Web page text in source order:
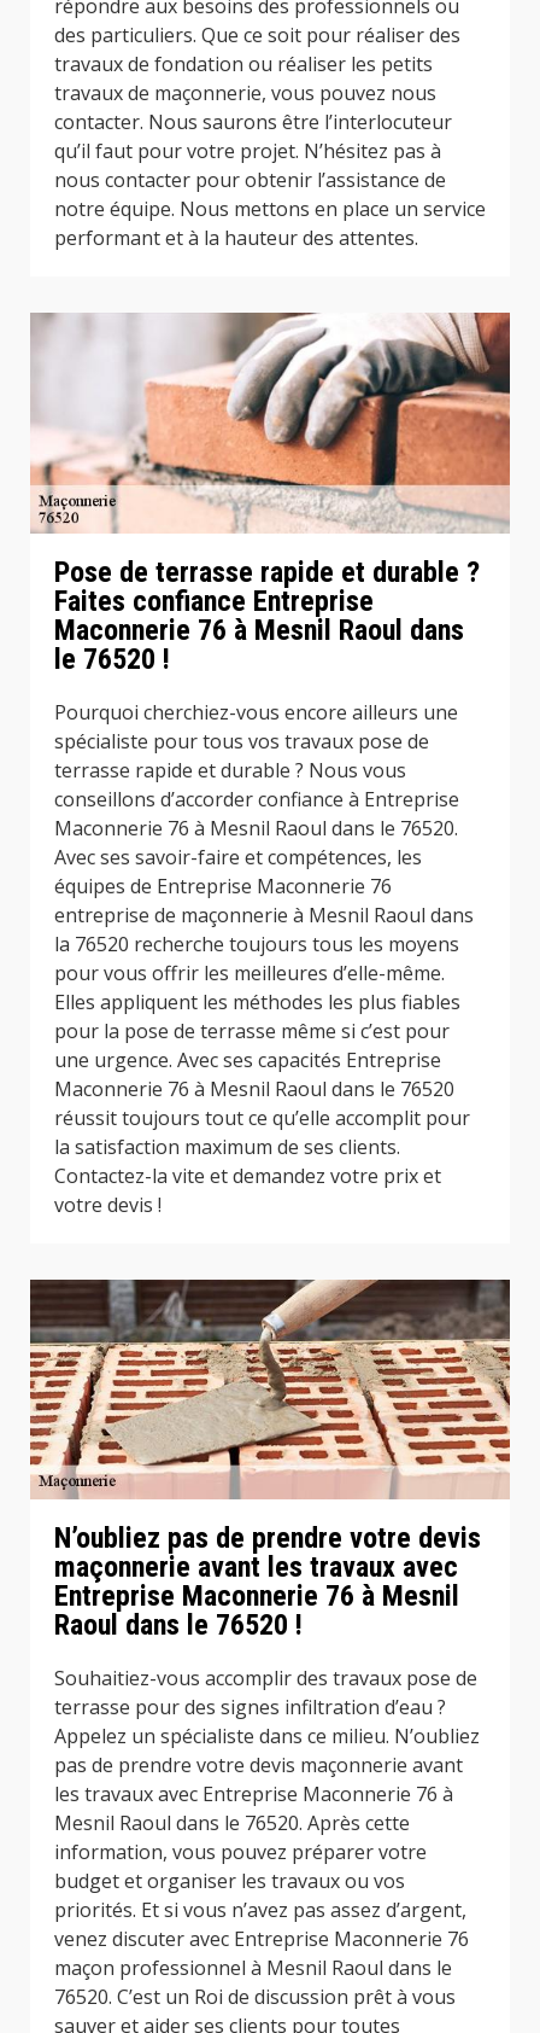
répondre aux besoins des professionnels ou
des particuliers. Que ce soit pour réaliser des
travaux de fondation ou réaliser les petits
travaux de maçonnerie, vous pouvez nous
contacter. Nous saurons être l’interlocuteur
qu’il faut pour votre projet. N’hésitez pas à
nous contacter pour obtenir l’assistance de
notre équipe. Nous mettons en place un service
performant et à la hauteur des attentes.
Pose de terrasse rapide et durable ?
Faites confiance Entreprise
Maconnerie 76 à Mesnil Raoul dans
le 76520 !
Pourquoi cherchiez-vous encore ailleurs une
spécialiste pour tous vos travaux pose de
terrasse rapide et durable ? Nous vous
conseillons d’accorder confiance à Entreprise
Maconnerie 76 à Mesnil Raoul dans le 76520.
Avec ses savoir-faire et compétences, les
équipes de Entreprise Maconnerie 76
entreprise de maçonnerie à Mesnil Raoul dans
la 76520 recherche toujours tous les moyens
pour vous offrir les meilleures d’elle-même.
Elles appliquent les méthodes les plus fiables
pour la pose de terrasse même si c’est pour
une urgence. Avec ses capacités Entreprise
Maconnerie 76 à Mesnil Raoul dans le 76520
réussit toujours tout ce qu’elle accomplit pour
la satisfaction maximum de ses clients.
Contactez-la vite et demandez votre prix et
votre devis !
N’oubliez pas de prendre votre devis
maçonnerie avant les travaux avec
Entreprise Maconnerie 76 à Mesnil
Raoul dans le 76520 !
Souhaitiez-vous accomplir des travaux pose de
terrasse pour des signes infiltration d’eau ?
Appelez un spécialiste dans ce milieu. N’oubliez
pas de prendre votre devis maçonnerie avant
les travaux avec Entreprise Maconnerie 76 à
Mesnil Raoul dans le 76520. Après cette
information, vous pouvez préparer votre
budget et organiser les travaux ou vos
priorités. Et si vous n’avez pas assez d’argent,
venez discuter avec Entreprise Maconnerie 76
maçon professionnel à Mesnil Raoul dans le
76520. C’est un Roi de discussion prêt à vous
sauver et aider ses clients pour toutes